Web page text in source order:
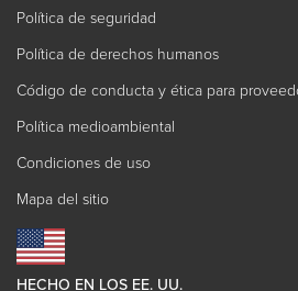
Política de seguridad
Política de derechos humanos
Código de conducta y ética para
Política medioambiental
Condiciones de uso
Mapa del sitio
HECHO EN LOS EE. UU.